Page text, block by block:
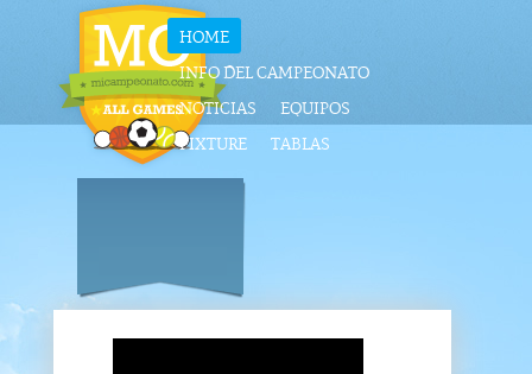
HOME
INFO DEL CAMPEONATO
NOTICIAS
EQUIPOS
FIXTURE
TABLAS